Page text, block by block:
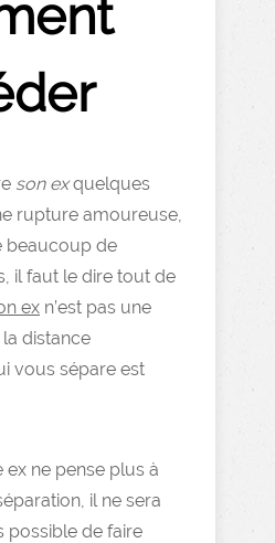
son exquelques
rupture amoureuse,
beaucoup de
il faut le dire tout de
ex n’est pas une
distance
vous sépare est
ne pense plus à
il ne sera
possible de faire